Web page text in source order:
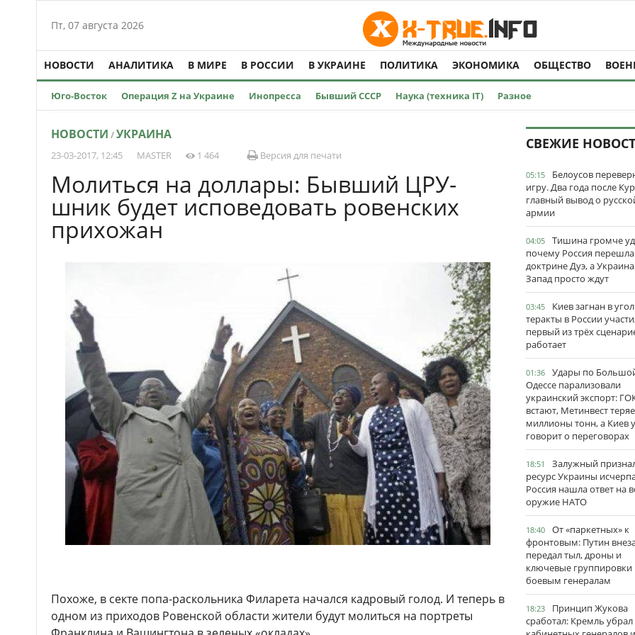
Пт, 07 августа 2026
НОВОСТИ АНАЛИТИКА В МИРЕ В РОССИИ В УКРАИНЕ ПОЛИТИКА ЭКОНОМИКА ОБЩЕСТВО
Юго-Восток Операция Z на Украине Инопресса Бывший СССР Наука (техника IT) Разное
НОВОСТИ /УКРАИНА
23-03-2017, 12:45 MASTER 1 464 Версия для печати
Молиться на доллары: Бывший ЦРУ-
шник будет исповедовать ровенских
прихожан
Похоже, в секте попа-раскольника Филарета начался кадровый голод. И теперь в
одном из приходов Ровенской области жители будут молиться на портреты
СВЕЖИЕ
05:15
Белоусов
игру. Два года после
главный вывод о
армии
04:05
Тишина громче
почему Россия
доктрине Дуэ, а
Запад просто ждут
03:45
Киев загнан в
теракты в России
первый из трёх
работает
01:36
Удары по
Одессе парализовали
украинский экспорт:
встают, Метинвест
миллионы тонн, а Киев
говорит о переговорах
18:51
Залужный
ресурс Украины
Россия нашла ответ на
оружие НАТО
18:40
От «паркетных» к
фронтовым: Путин
передал тыл, дроны и
ключевые группировки
боевым генералам
18:23
Принцип Жукова
сработал: Кремль убрал